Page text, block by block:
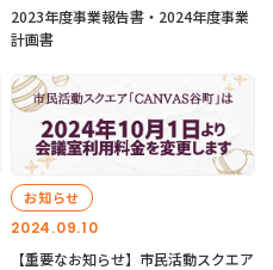
2023年度事業報告書・2024年度事業
計画書
2024.09.10
お知らせ
【重要なお知らせ】市民活動スクエア